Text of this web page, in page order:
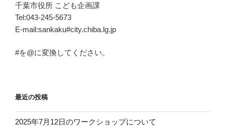
千葉市役所 こども企画課
Tel:043-245-5673
E-mail:sankaku#city.chiba.lg.jp
#を@に変換してください。
最近の投稿
2025年7月12日のワークショップについて